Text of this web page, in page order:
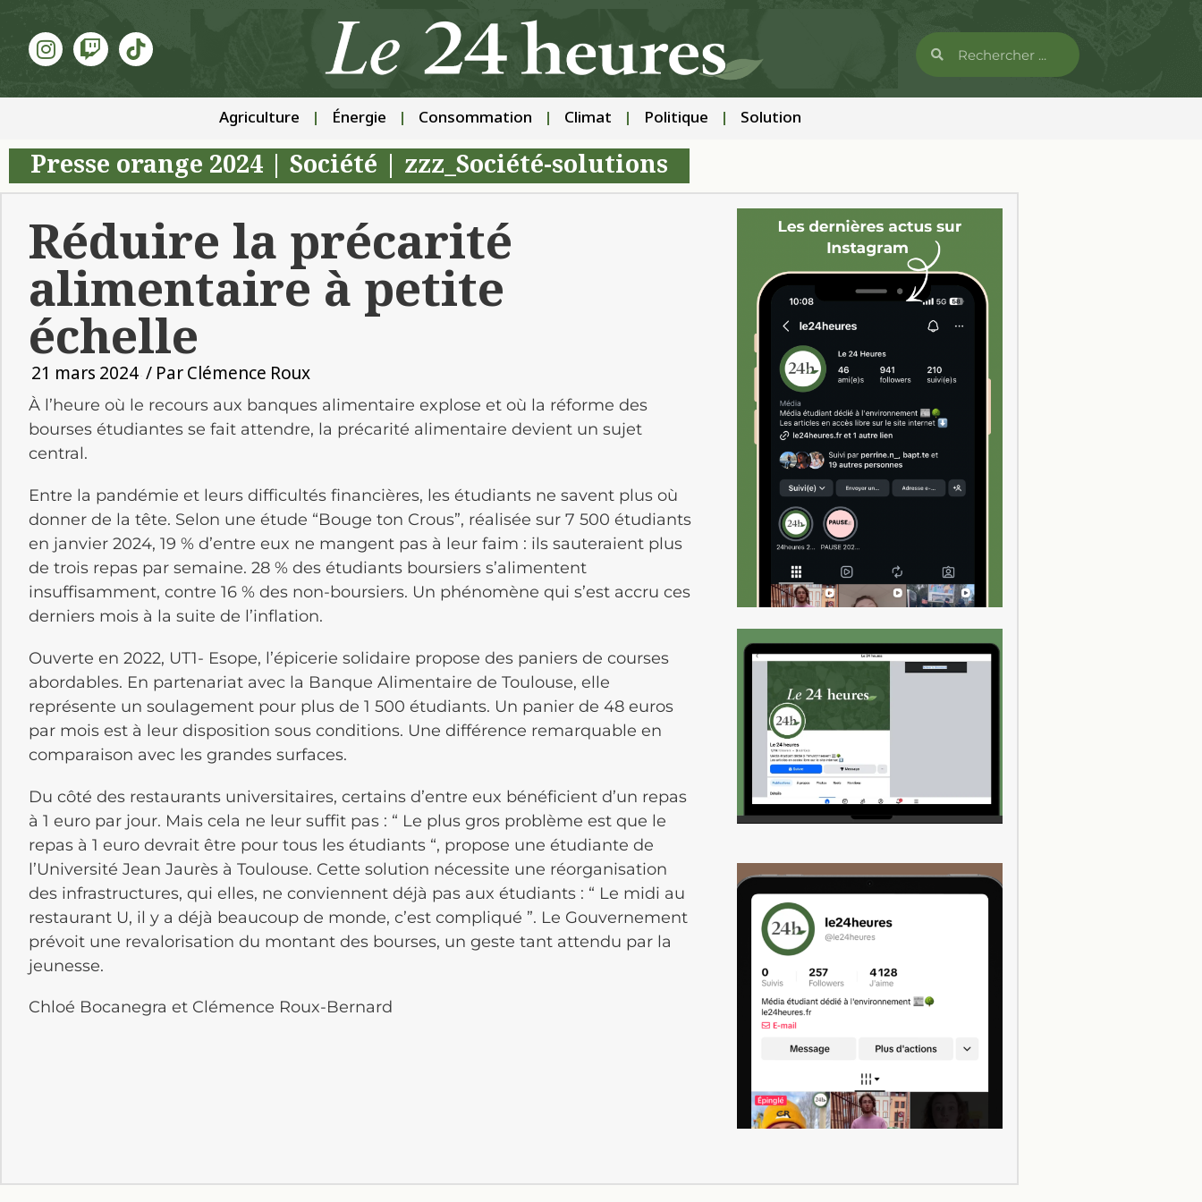
Agriculture Énergie Consommation Climat Politique Solution
Presse orange 2024 Société zzz_Société-solutions
Réduire la précarité
alimentaire à petite
échelle
21 mars 2024 / ParClémence Roux
À l’heure où le recours aux banques alimentaire explose et où la réforme des
bourses étudiantes se fait attendre, la précarité alimentaire devient un sujet
central.
Entre la pandémie et leurs difficultés financières, les étudiants ne savent plus où
donner de la tête. Selon une étude “Bouge ton Crous”, réalisée sur 7 500 étudiants
en janvier 2024, 19 % d’entre eux ne mangent pas à leur faim : ils sauteraient plus
de trois repas par semaine. 28 % des étudiants boursiers s’alimentent
insuffisamment, contre 16 % des non-boursiers. Un phénomène qui s’est accru ces
derniers mois à la suite de l’inflation.
Ouverte en 2022, UT1- Esope, l’épicerie solidaire propose des paniers de courses
abordables. En partenariat avec la Banque Alimentaire de Toulouse, elle
représente un soulagement pour plus de 1 500 étudiants. Un panier de 48 euros
par mois est à leur disposition sous conditions. Une différence remarquable en
comparaison avec les grandes surfaces.
Du côté des restaurants universitaires, certains d’entre eux bénéficient d’un repas
à 1 euro par jour. Mais cela ne leur suffit pas : “ Le plus gros problème est que le
repas à 1 euro devrait être pour tous les étudiants “, propose une étudiante de
l’Université Jean Jaurès à Toulouse. Cette solution nécessite une réorganisation
des infrastructures, qui elles, ne conviennent déjà pas aux étudiants : “ Le midi au
restaurant U, il y a déjà beaucoup de monde, c’est compliqué ”. Le Gouvernement
prévoit une revalorisation du montant des bourses, un geste tant attendu par la
jeunesse.
Chloé Bocanegra et Clémence Roux-Bernard